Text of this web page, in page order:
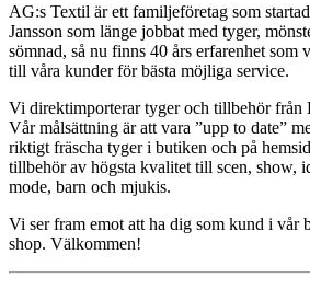
AG:s Textil är ett familjeföretag som
Jansson som länge jobbat med tyger,
sömnad, så nu finns 40 års erfarenhet som
till våra kunder för bästa möjliga service.
Vi direktimporterar tyger och tillbehör från
Vår målsättning är att vara ”upp to date”
riktigt fräscha tyger i butiken och på
tillbehör av högsta kvalitet till scen, show,
mode, barn och mjukis.
Vi ser fram emot att ha dig som kund i vår
shop. Välkommen!